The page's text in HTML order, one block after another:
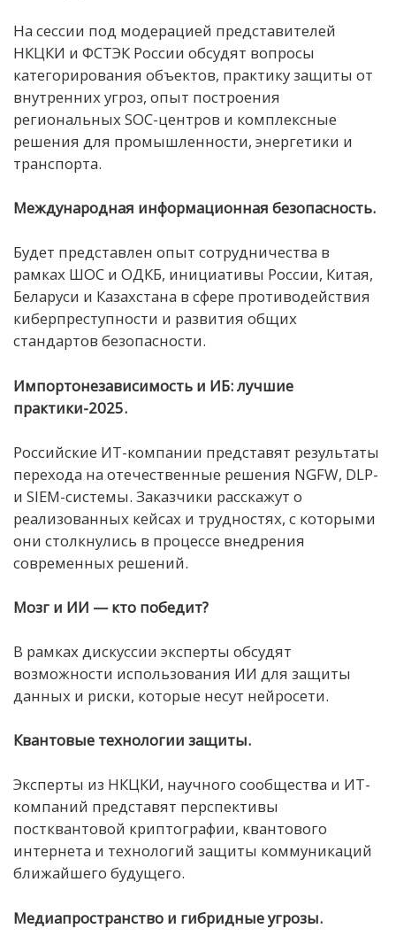
На сессии под модерацией представителей
НКЦКИ и ФСТЭК России обсудят вопросы
категорирования объектов, практику защиты от
внутренних угроз, опыт построения
региональных SOC-центров и комплексные
решения для промышленности, энергетики и
транспорта.
Международная информационная безопасность.
Будет представлен опыт сотрудничества в
рамках ШОС и ОДКБ, инициативы России, Китая,
Беларуси и Казахстана в сфере противодействия
киберпреступности и развития общих
стандартов безопасности.
Импортонезависимость и ИБ: лучшие
практики-2025.
Российские ИТ-компании представят результаты
перехода на отечественные решения NGFW, DLP-
и SIEM-системы. Заказчики расскажут о
реализованных кейсах и трудностях, с которыми
они столкнулись в процессе внедрения
современных решений.
Мозг и ИИ — кто победит?
В рамках дискуссии эксперты обсудят
возможности использования ИИ для защиты
данных и риски, которые несут нейросети.
Квантовые технологии защиты.
Эксперты из НКЦКИ, научного сообщества и ИТ-
компаний представят перспективы
постквантовой криптографии, квантового
интернета и технологий защиты коммуникаций
ближайшего будущего.
Медиапространство и гибридные угрозы.